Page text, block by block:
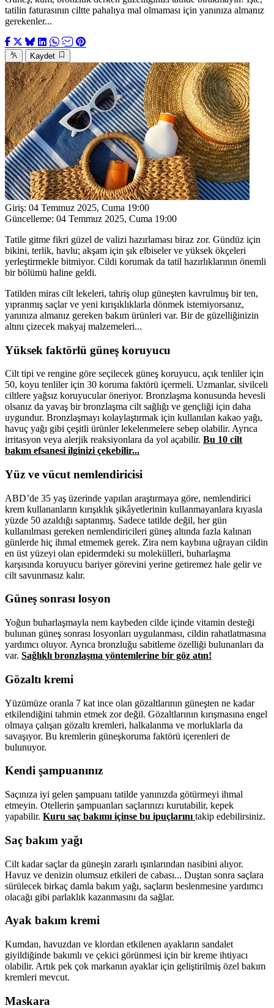
tatilin faturasının ciltte pahalıya mal olmaması için yanınıza almanız
gerekenler...
Kaydet
Giriş: 04 Temmuz 2025, Cuma 19:00
Güncelleme: 04 Temmuz 2025, Cuma 19:00
Tatile gitme fikri güzel de valizi hazırlaması biraz zor. Gündüz için
bikini, terlik, havlu; akşam için şık elbiseler ve yüksek ökçeleri
yerleştirmekle bitmiyor. Cildi korumak da tatil hazırlıklarının önemli
bir bölümü haline geldi.
Tatilden miras cilt lekeleri, tahriş olup güneşten kavrulmuş bir ten,
yıpranmış saçlar ve yeni kırışıklıklarla dönmek istemiyorsanız,
yanınıza almanız gereken bakım ürünleri var. Bir de güzelliğinizin
altını çizecek makyaj malzemeleri...
Yüksek faktörlü güneş koruyucu
Cilt tipi ve rengine göre seçilecek güneş koruyucu, açık tenliler için
50, koyu tenliler için 30 koruma faktörü içermeli. Uzmanlar, sivilceli
ciltlere yağsız koruyucular öneriyor. Bronzlaşma konusunda hevesli
olsanız da yavaş bir bronzlaşma cilt sağlığı ve gençliği için daha
uygundur. Bronzlaşmayı kolaylaştırmak için kullanılan kakao yağı,
havuç yağı gibi çeşitli ürünler lekelenmelere sebep olabilir. Ayrıca
irritasyon veya alerjik reaksiyonlara da yol açabilir. Bu 10 cilt
bakım efsanesi ilginizi çekebilir...
Yüz ve vücut nemlendiricisi
ABD’de 35 yaş üzerinde yapılan araştırmaya göre, nemlendirici
krem kullananların kırışıklık şikâyetlerinin kullanmayanlara kıyasla
yüzde 50 azaldığı saptanmış. Sadece tatilde değil, her gün
kullanılması gereken nemlendiricileri güneş altında fazla kalınan
günlerde hiç ihmal etmemek gerek. Zira nem kaybına uğrayan cildin
en üst yüzeyi olan epidermdeki su molekülleri, buharlaşma
karşısında koruyucu bariyer görevini yerine getiremez hale gelir ve
cilt savunmasız kalır.
Güneş sonrası losyon
Yoğun buharlaşmayla nem kaybeden cilde içinde vitamin desteği
bulunan güneş sonrası losyonları uygulanması, cildin rahatlatmasına
yardımcı oluyor. Ayrıca bronzluğu sabitleme özelliği bulunanları da
var. Sağlıklı bronzlaşma yöntemlerine bir göz atın!
Gözaltı kremi
Yüzümüze oranla 7 kat ince olan gözaltlarının güneşten ne kadar
etkilendiğini tahmin etmek zor değil. Gözaltlarının kırışmasına engel
olmaya çalışan gözaltı kremleri, halkalanma ve morluklarla da
savaşıyor. Bu kremlerin güneşkoruma faktörü içerenleri de
bulunuyor.
Kendi şampuanınız
Saçınıza iyi gelen şampuanı tatilde yanınızda götürmeyi ihmal
etmeyin. Otellerin şampuanları saçlarınızı kurutabilir, kepek
yapabilir. Kuru saç bakımı içinse bu ipuçlarını takip edebilirsiniz.
Saç bakım yağı
Cilt kadar saçlar da güneşin zararlı ışınlarından nasibini alıyor.
Havuz ve denizin olumsuz etkileri de cabası... Duştan sonra saçlara
sürülecek birkaç damla bakım yağı, saçların beslenmesine yardımcı
olacağı gibi parlaklık kazanmasını da sağlar.
Ayak bakım kremi
Kumdan, havuzdan ve klordan etkilenen ayakların sandalet
giyildiğinde bakımlı ve çekici görünmesi için bir kreme ihtiyacı
olabilir. Artık pek çok markanın ayaklar için geliştirilmiş özel bakım
kremleri mevcut.
Maskara